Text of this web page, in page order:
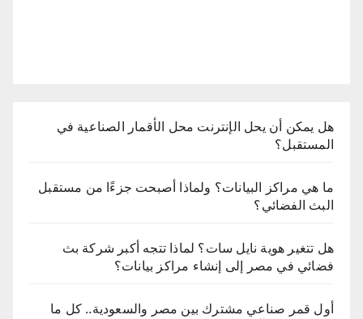
هل يمكن أن يحل الإنترنت محل الأقمار الصناعية في
المستقبل؟
ما هي مراكز البيانات؟ ولماذا أصبحت جزءًا من مستقبل
البث الفضائي؟
هل تتغير هوية نايل سات؟ لماذا تتجه أكبر شركة بث
فضائي في مصر إلى إنشاء مراكز بيانات؟
أول قمر صناعي مشترك بين مصر والسعودية.. كل ما